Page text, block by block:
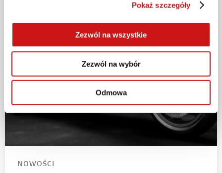
Pokaż szczegóły
Zezwól na wszystkie
Zezwól na wybór
Odmowa
NOWOŚCI